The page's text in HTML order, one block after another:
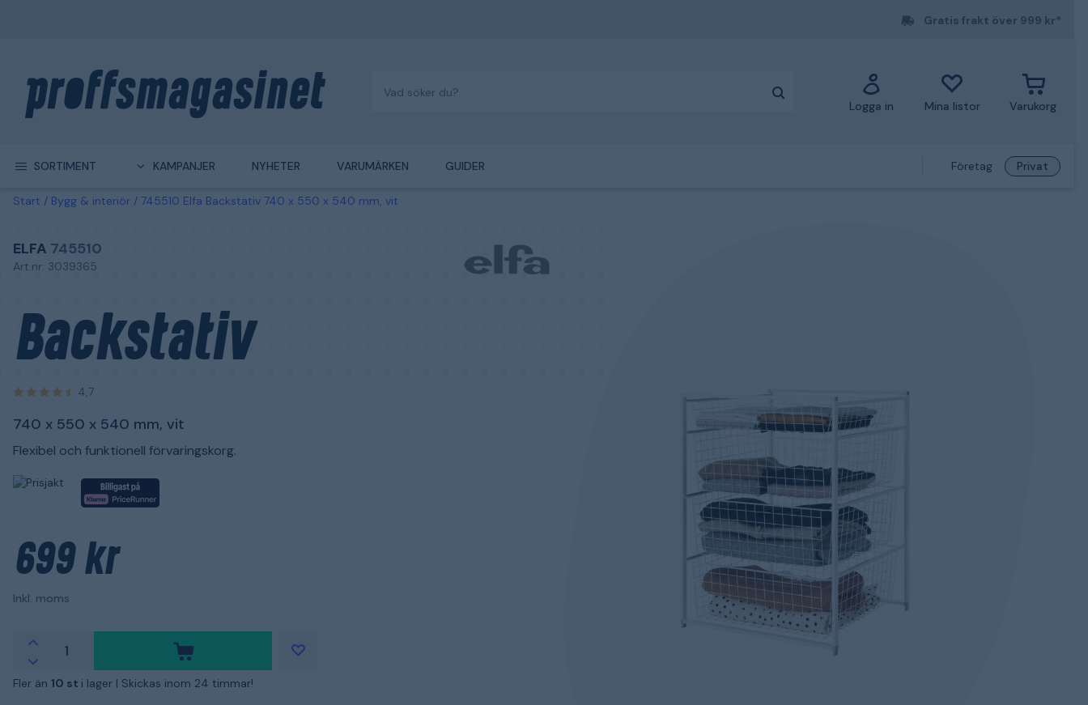
Gratis frakt över 999 kr*
Logga in Mina listor Varukorg
SORTIMENT KAMPANJER NYHETER VARUMÄRKEN GUIDER Företag Privat
Start Bygg & interiör 745510 Elfa Backstativ 740 x 550 x 540 mm, vit
ELFA 745510
Art.nr: 3039365
Backstativ
4,7
740 x 550 x 540 mm, vit
Flexibel och funktionell förvaringskorg.
699 kr
Inkl. moms
Fler än 10 st i lager | Skickas inom 24 timmar!